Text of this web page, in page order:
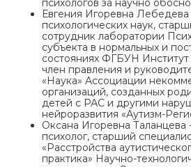
психологов за научно
Евгения Игоревна Лебедева
психологических наук,
сотрудник лаборатории
субъекта в нормальных и
состояниях ФГБУН
член правления и
«Наука» Ассоциации
организаций, созданных
детей с РАС и другими
нейроразвития «Аутизм-
Оксана Игоревна Таланцева
психолог, старший
«Расстройства
практика» Научно-